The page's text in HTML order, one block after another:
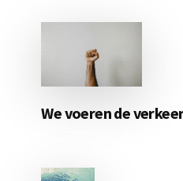
We voeren de